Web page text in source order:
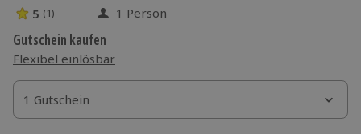
5 Sterne von 5 aus 1 Bewertungen
5 (1) 1 Person
Gutschein kaufen
Flexibel einlösbar
1 Gutschein
1 Gutschein
1 Gutschein